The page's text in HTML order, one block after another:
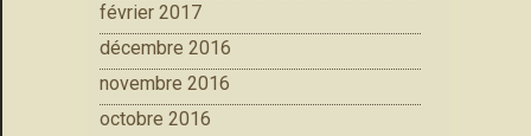
février 2017
décembre 2016
novembre 2016
octobre 2016